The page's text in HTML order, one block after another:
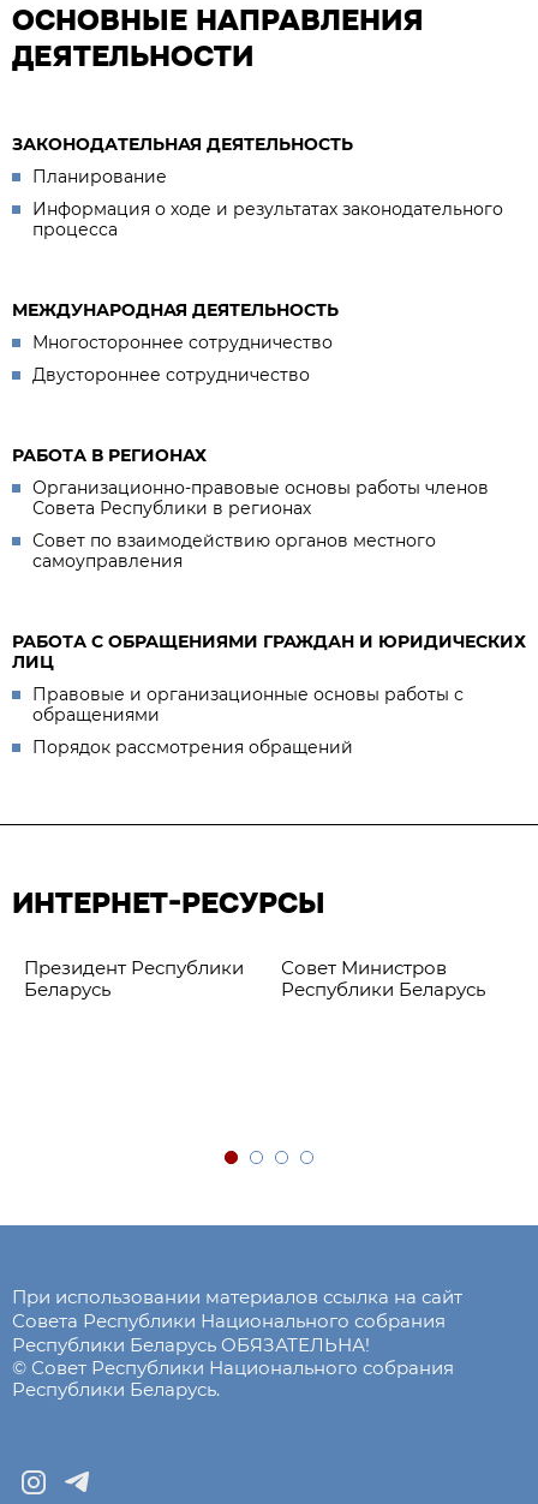
ОСНОВНЫЕ НАПРАВЛЕНИЯ
ДЕЯТЕЛЬНОСТИ
ЗАКОНОДАТЕЛЬНАЯ ДЕЯТЕЛЬНОСТЬ
Планирование
Информация о ходе и результатах законодательного
процесса
МЕЖДУНАРОДНАЯ ДЕЯТЕЛЬНОСТЬ
Многостороннее сотрудничество
Двустороннее сотрудничество
РАБОТА В РЕГИОНАХ
Организационно-правовые основы работы членов
Совета Республики в регионах
Совет по взаимодействию органов местного
самоуправления
РАБОТА С ОБРАЩЕНИЯМИ ГРАЖДАН И ЮРИДИЧЕСКИХ
ЛИЦ
Правовые и организационные основы работы с
обращениями
Порядок рассмотрения обращений
ИНТЕРНЕТ-РЕСУРСЫ
Президент Республики
Беларусь
Совет Министров
Республики Беларусь
При использовании материалов ссылка на сайт
Совета Республики Национального собрания
Республики Беларусь ОБЯЗАТЕЛЬНА!
© Совет Республики Национального собрания
Республики Беларусь.